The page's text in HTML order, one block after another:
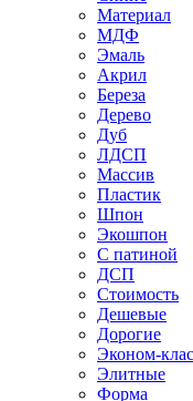
Материал
МДФ
Эмаль
Акрил
Береза
Дерево
Дуб
ЛДСП
Массив
Пластик
Шпон
Экошпон
С патиной
ДСП
Стоимость
Дешевые
Дорогие
Эконом-
Элитные
Форма